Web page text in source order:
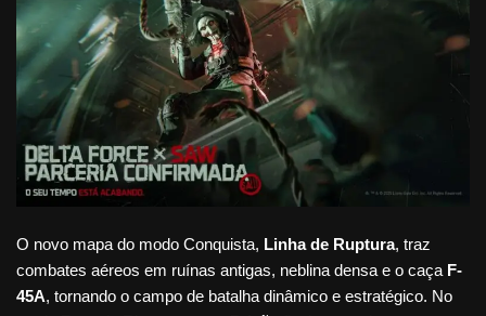
O novo mapa do modo Conquista, Linha de Ruptura, traz
combates aéreos em ruínas antigas, neblina densa e o caça F-
45A, tornando o campo de batalha dinâmico e estratégico. No